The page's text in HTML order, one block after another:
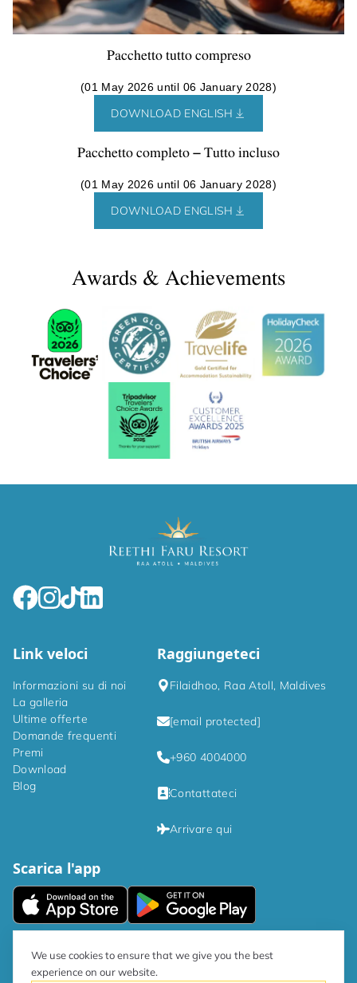
Pacchetto tutto compreso
(01 May 2026 until 06 January 2028)
DOWNLOAD ENGLISH
Pacchetto completo – Tutto incluso
(01 May 2026 until 06 January 2028)
DOWNLOAD ENGLISH
Awards & Achievements
Link veloci
Informazioni su di noi
La galleria
Ultime offerte
Domande frequenti
Premi
Download
Blog
Raggiungeteci
Filaidhoo, Raa Atoll, Maldives
[email protected]
+960 4004000
Contattateci
Arrivare qui
Scarica l'app
We use cookies to ensure that we give you the best
experience on our website.